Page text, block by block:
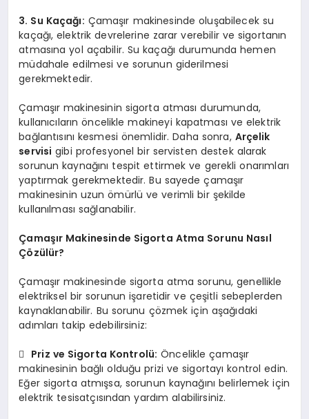
3. Su Kaçağı: Çamaşır makinesinde oluşabilecek su
kaçağı, elektrik devrelerine zarar verebilir ve sigortanın
atmasına yol açabilir. Su kaçağı durumunda hemen
müdahale edilmesi ve sorunun giderilmesi
gerekmektedir.
Çamaşır makinesinin sigorta atması durumunda,
kullanıcıların öncelikle makineyi kapatması ve elektrik
bağlantısını kesmesi önemlidir. Daha sonra, Arçelik
servisi gibi profesyonel bir servisten destek alarak
sorunun kaynağını tespit ettirmek ve gerekli onarımları
yaptırmak gerekmektedir. Bu sayede çamaşır
makinesinin uzun ömürlü ve verimli bir şekilde
kullanılması sağlanabilir.
Çamaşır Makinesinde Sigorta Atma Sorunu Nasıl
Çözülür?
Çamaşır makinesinde sigorta atma sorunu, genellikle
elektriksel bir sorunun işaretidir ve çeşitli sebeplerden
kaynaklanabilir. Bu sorunu çözmek için aşağıdaki
adımları takip edebilirsiniz:
 Priz ve Sigorta Kontrolü: Öncelikle çamaşır
makinesinin bağlı olduğu prizi ve sigortayı kontrol edin.
Eğer sigorta atmışsa, sorunun kaynağını belirlemek için
elektrik tesisatçısından yardım alabilirsiniz.